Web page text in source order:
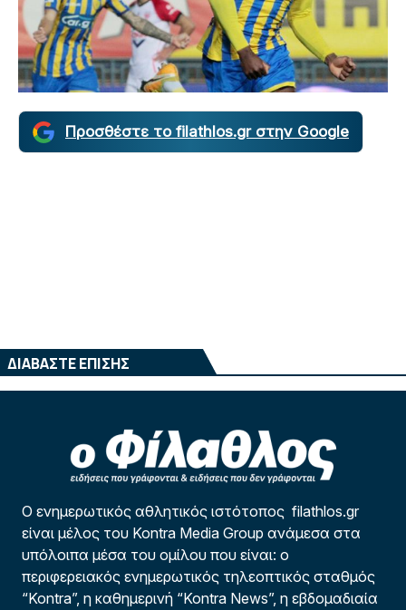
Προσθέστε το filathlos.gr στην Google
ΔΙΑΒΑΣΤΕ ΕΠΙΣΗΣ
Ο ενημερωτικός αθλητικός ιστότοπος filathlos.gr
είναι μέλος του Kontra Media Group ανάμεσα στα
υπόλοιπα μέσα του ομίλου που είναι: ο
περιφερειακός ενημερωτικός τηλεοπτικός σταθμός
“Kontra”, η καθημερινή “Kontra News”, η εβδομαδιαία